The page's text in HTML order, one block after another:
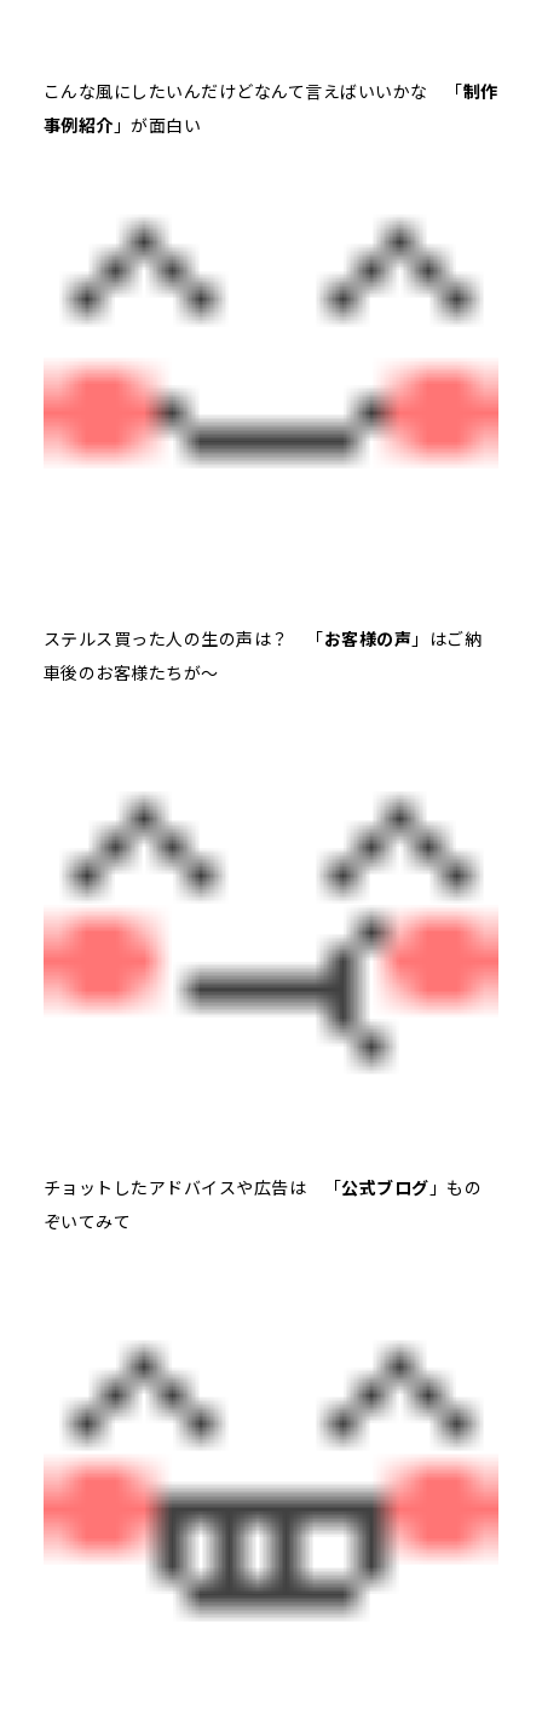
こんな風にしたいんだけどなんて言えばいいかな 「制作
事例紹介 」が面白い
ステルス買った人の生の声は？ 「お客様の声 」はご納
車後のお客様たちが～
チョットしたアドバイスや広告は 「公式ブログ 」もの
ぞいてみて